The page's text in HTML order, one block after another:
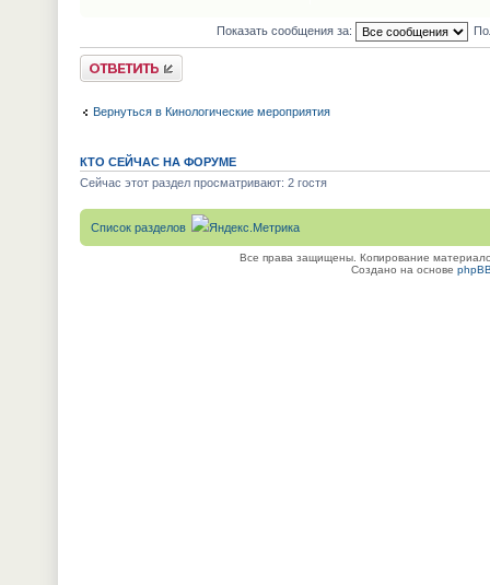
Показать сообщения за:
Ответить
Вернуться в Кинологические мероприятия
КТО СЕЙЧАС НА ФОРУМЕ
Сейчас этот раздел просматривают: 2 гостя
Список разделов
Все права защищены. Копирование
Создано на основе